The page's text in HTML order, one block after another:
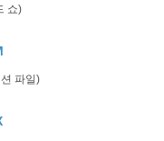
쇼)
파일)